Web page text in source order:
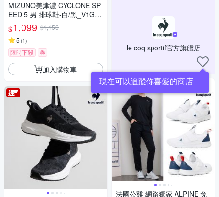
MIZUNO美津濃 CYCLONE SP
EED 5 男 排球鞋-白/黑_V1GA2
58055
$1,099 $1,156
5 (1)
限時下殺 券
加入購物車
le coq sportif官方旗艦店
法國公雞 網路獨家 ALPINE 免